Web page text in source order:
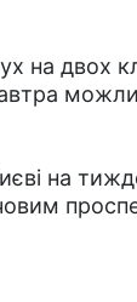
на двох
на